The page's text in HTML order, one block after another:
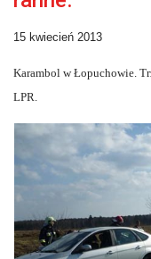
15 kwiecień 2013
Karambol w Łopuchowie.
LPR.